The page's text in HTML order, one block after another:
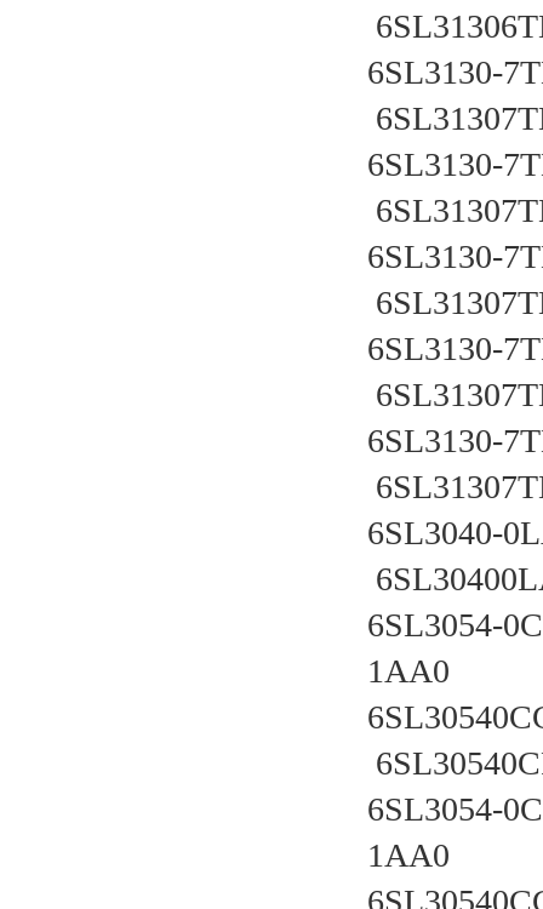
6SL3130-
6SL3130-
6SL3130-
6SL3130-
6SL3130-
6SL3040-
6SL3054-
1AA0
6SL3054-
1AA0